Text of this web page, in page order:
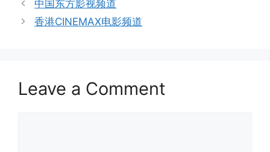
中国东方影视频道
香港CINEMAX电影频道
Leave a Comment